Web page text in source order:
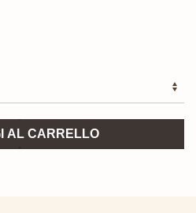
AL CARRELLO